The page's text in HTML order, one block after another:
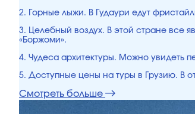
2. Горные лыжи. В Гудаури едут
3. Целебный воздух. В этой стране все
«Боржоми».
4. Чудеса архитектуры. Можно увидеть
5. Доступные цены на туры в Грузию. В
Смотреть больше